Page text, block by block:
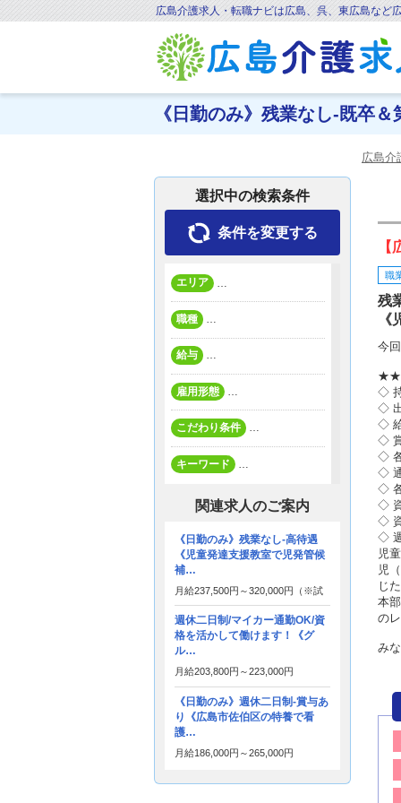
広島介護求人・転職ナビは広島、呉、東広島など
《日勤のみ》残業なし-既卒
広島介
職
残
今
◇
◇
◇
◇
◇
◇
◇
◇
◇
◇
児
児
じ
本
の
み
選択中の検索条件
条件を変更する
エリア
職種 …
給与 …
雇用形態
こだわり条件 …
キーワード
関連求人のご案内
《日勤のみ》残業なし-高待遇
《児童発達支援教室で児発管候
補…
月給237,500円～320,000円 （※試
用期間：6か月）
週休二日制/マイカー通勤OK/資
格を活かして働けます！《グ
ル…
月給203,800円～223,000円
《日勤のみ》週休二日制-賞与あ
り《広島市佐伯区の特養で看
護…
月給186,000円～265,000円